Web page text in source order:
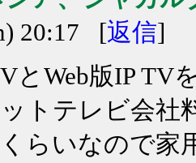
20:17 [返信]
とWeb版IP
トテレビ会社
らいなので家